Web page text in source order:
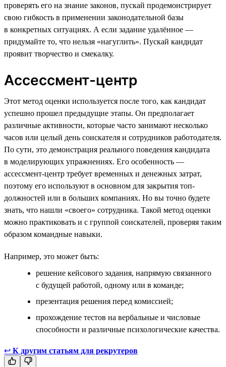
проверять его на знание законов, пускай продемонстрирует
свою гибкость в применении законодательной базы
в конкретных ситуациях. А если задание удалённое —
придумайте то, что нельзя «нагуглить». Пускай кандидат
проявит творчество и смекалку.
Ассессмент-центр
Этот метод оценки используется после того, как кандидат
успешно прошел предыдущие этапы. Он предполагает
различные активности, которые часто занимают несколько
часов или целый день соискателя и сотрудников работодателя.
По сути, это демонстрация реального поведения кандидата
в моделирующих упражнениях. Его особенность —
ассессмент-центр требует временных и денежных затрат,
поэтому его используют в основном для закрытия топ-
должностей или в больших компаниях. Но вы точно будете
знать, что нашли «своего» сотрудника. Такой метод оценки
можно практиковать и с группой соискателей, проверяя таким
образом командные навыки.
Например, это может быть:
решение кейсового задания, напрямую связанного
с будущей работой, одному или в команде;
презентация решения перед комиссией;
прохождение тестов на вербальные и числовые
способности и различные психологические качества.
↩ К другим статьям для рекрутеров